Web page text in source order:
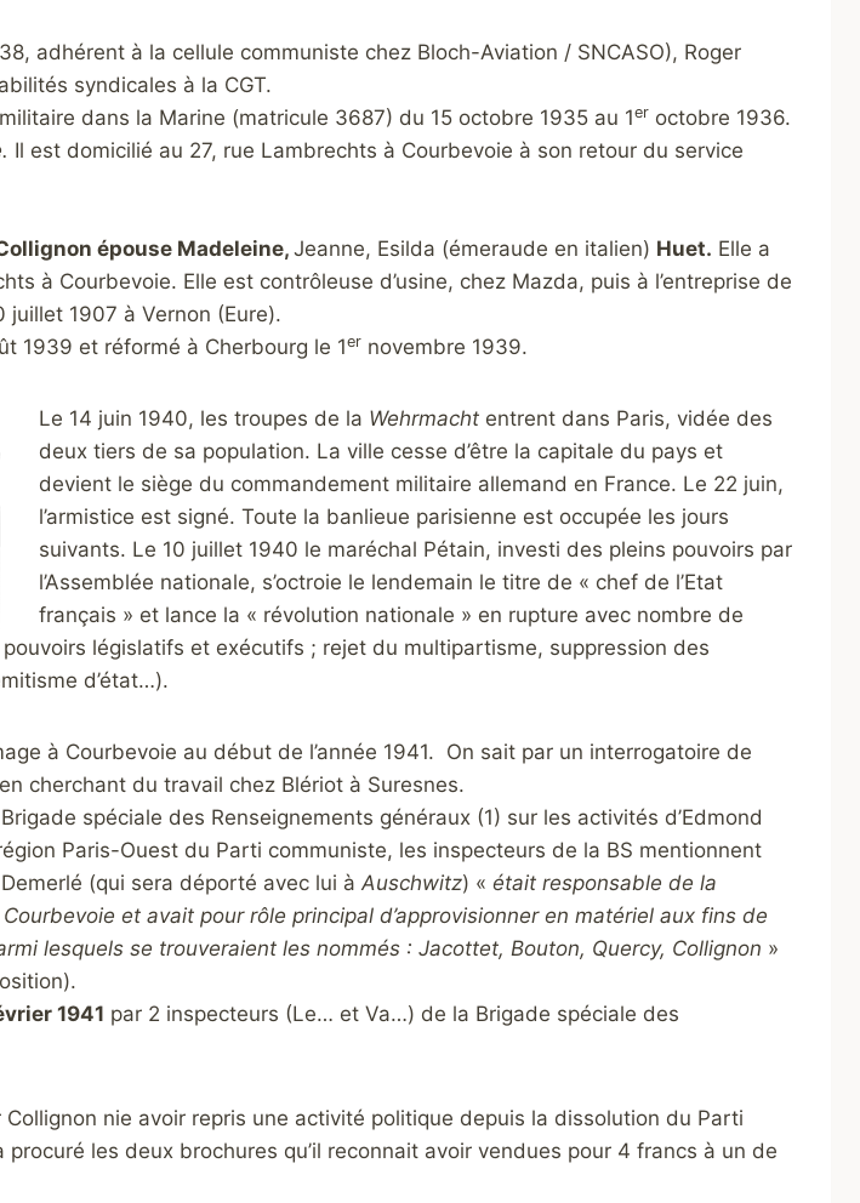
adhérent à la cellule communiste chez Bloch-Aviation / SNCASO), Roger
syndicales à la CGT.
dans la Marine (matricule 3687) du 15 octobre 1935 au 1eroctobre 1936.
Il est domicilié au 27, rue Lambrechts à Courbevoie à son retour du service
épouse Madeleine, Jeanne, Esilda (émeraude en italien) Huet. Elle a
à Courbevoie. Elle est contrôleuse d’usine, chez Mazda, puis à l’entreprise de
1907 à Vernon (Eure).
1939 et réformé à Cherbourg le 1ernovembre 1939.
Le 14 juin 1940, les troupes de la Wehrmacht entrent dans Paris, vidée des
deux tiers de sa population. La ville cesse d’être la capitale du pays et
devient le siège du commandement militaire allemand en France. Le 22 juin,
l’armistice est signé. Toute la banlieue parisienne est occupée les jours
suivants. Le 10 juillet 1940 le maréchal Pétain, investi des pleins pouvoirs par
l’Assemblée nationale, s’octroie le lendemain le titre de « chef de l’Etat
français » et lance la « révolution nationale » en rupture avec nombre de
législatifs et exécutifs ; rejet du multipartisme, suppression des
d’état…).
à Courbevoie au début de l’année 1941. On sait par un interrogatoire de
cherchant du travail chez Blériot à Suresnes.
spéciale des Renseignements généraux (1) sur les activités d’Edmond
Paris-Ouest du Parti communiste, les inspecteurs de la BS mentionnent
(qui sera déporté avec lui à Auschwitz) « était responsable de la
et avait pour rôle principal d’approvisionner en matériel aux fins de
lesquels se trouveraient les nommés : Jacottet, Bouton, Quercy, Collignon »
1941 par 2 inspecteurs (Le… et Va…) de la Brigade spéciale des
nie avoir repris une activité politique depuis la dissolution du Parti
les deux brochures qu’il reconnait avoir vendues pour 4 francs à un de